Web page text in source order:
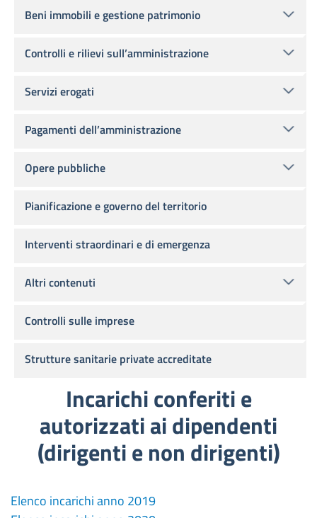
Incarichi conferiti e
autorizzati ai dipendenti
(dirigenti e non dirigenti)
Elenco incarichi anno 2019
Beni immobili e gestione patrimonio
Controlli e rilievi sull’amministrazione
Servizi erogati
Pagamenti dell’amministrazione
Opere pubbliche
Pianificazione e governo del territorio
Interventi straordinari e di emergenza
Altri contenuti
Controlli sulle imprese
Strutture sanitarie private accreditate